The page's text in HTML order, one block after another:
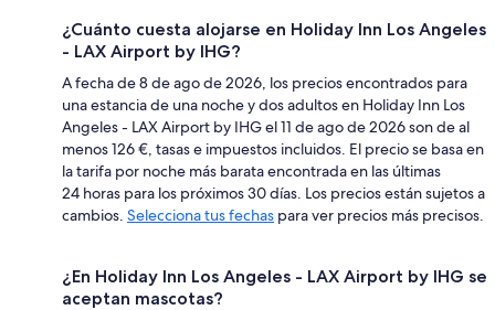
¿Cuánto cuesta alojarse en Holiday Inn Los Angeles
- LAX Airport by IHG?
A fecha de 8 de ago de 2026, los precios encontrados para
una estancia de una noche y dos adultos en Holiday Inn Los
Angeles - LAX Airport by IHG el 11 de ago de 2026 son de al
menos 126 €, tasas e impuestos incluidos. El precio se basa en
la tarifa por noche más barata encontrada en las últimas
24 horas para los próximos 30 días. Los precios están sujetos a
cambios. Selecciona tus fechas para ver precios más precisos.
¿En Holiday Inn Los Angeles - LAX Airport by IHG se
aceptan mascotas?